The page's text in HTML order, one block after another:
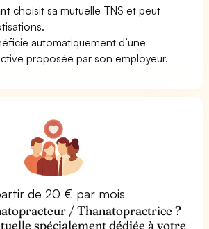
choisit sa mutuelle TNS et peut
automatiquement d’une
proposée par son employeur.
de 20 € par mois
/ Thanatopractrice ?
spécialement dédiée à votre